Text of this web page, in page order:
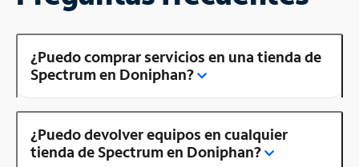
¿Puedo comprar servicios en una tienda de
Spectrum en Doniphan?
¿Puedo devolver equipos en cualquier
tienda de Spectrum en Doniphan?